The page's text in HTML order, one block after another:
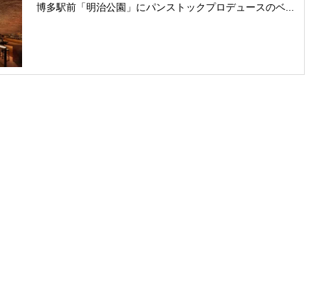
博多駅前「明治公園」にパンストックプロデュースのベ...